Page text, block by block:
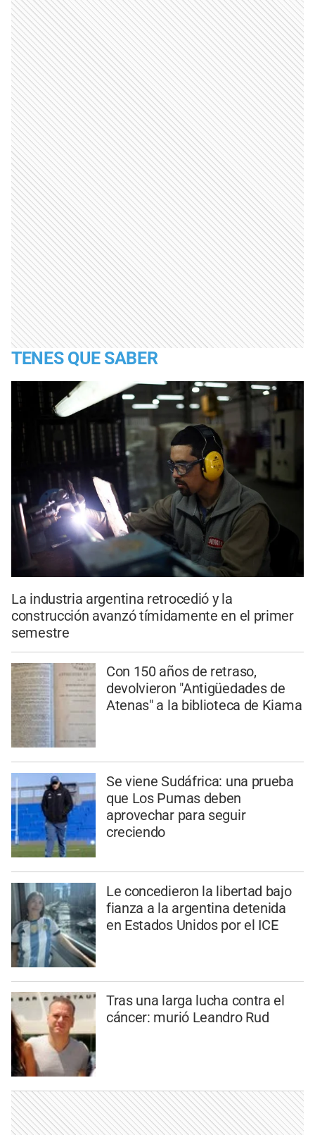
TENES QUE SABER
La industria argentina retrocedió y la
construcción avanzó tímidamente en el primer
semestre
Con 150 años de retraso,
devolvieron "Antigüedades de
Atenas" a la biblioteca de Kiama
Se viene Sudáfrica: una prueba
que Los Pumas deben
aprovechar para seguir
creciendo
Le concedieron la libertad bajo
fianza a la argentina detenida
en Estados Unidos por el ICE
Tras una larga lucha contra el
cáncer: murió Leandro Rud